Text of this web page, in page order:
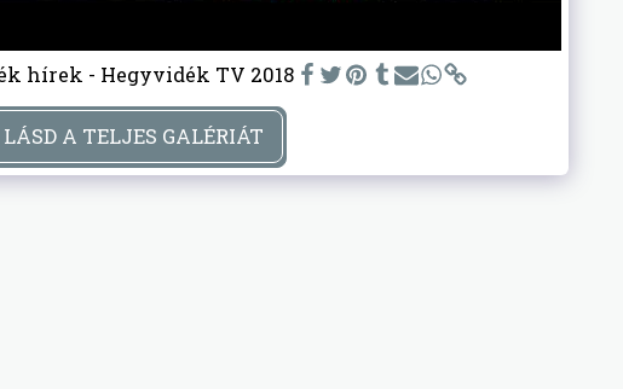
hírek - Hegyvidék TV 2018
LÁSD A TELJES GALÉRIÁT